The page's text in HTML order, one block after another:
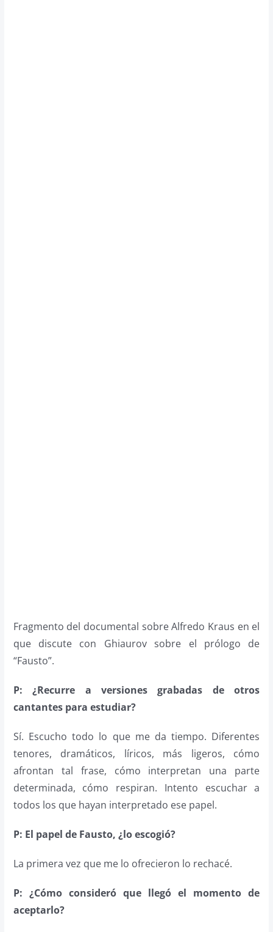
Fragmento del documental sobre Alfredo Kraus en el
que discute con Ghiaurov sobre el prólogo de
“Fausto”.
P: ¿Recurre a versiones grabadas de otros
cantantes para estudiar?
Sí. Escucho todo lo que me da tiempo. Diferentes
tenores, dramáticos, líricos, más ligeros, cómo
afrontan tal frase, cómo interpretan una parte
determinada, cómo respiran. Intento escuchar a
todos los que hayan interpretado ese papel.
P: El papel de Fausto, ¿lo escogió?
La primera vez que me lo ofrecieron lo rechacé.
P: ¿Cómo consideró que llegó el momento de
aceptarlo?